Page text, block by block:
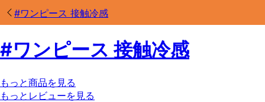
#ワンピース 接触冷感
#ワンピース 接触冷感
もっと商品を見る
もっとレビューを見る